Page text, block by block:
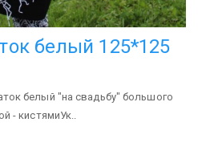
белый 125*125
белый "на свадьбу" большого
- кистямиУк..